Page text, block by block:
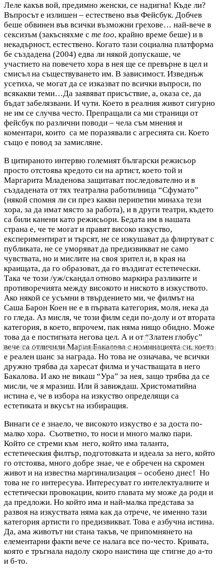

Елизабет Леонская…но и Роберт Фаркаш

Направил съм това, на което съм бил способен
Леле какъв вой, предимно женски, се надигна! Къде ли?
Въпросът е излишен – естествено във Фейсбук. Добчев
беше обвинен във всички възможни грехове… най-вече в
сексизъм (закъсняхме с me too, крайно време беше) и в
некадърност, естествено. Когато тази социална платформа
бе създадена (2004) едва ли някой допускаше, че
участието на повечето хора в нея ще се превърне в цел и
смисъл на съществуването им. В зависимост. Изведнъж
усетиха, че могат да се изказват по всички въпроси, по
всякакви теми…Да заявяват присъствие, а, оказа се, да
бъдат забелязвани. И чути. Което в реалния живот сигурно
не им се случва често. Препращали са ми страници от
фейсбук по различни поводи – чела съм мнения и
коментари, които са ме поразявали с агресията си. Което
също е повод за замисляне.
В цитираното интервю големият български режисьор
просто отстоява кредото си на артист, което той и
Маргарита Младенова защитават последователно и в
създадената от тях театрална работилница “Сфумато”
(някой спомня ли си през какви перипетии минаха тези
хора, за да имат място за работа), и в други театри, където
са били канени като режисьори. Бедата им в нашата
страна е, че те могат и правят високо изкуство,
експериментират и търсят, не се изкушават да флиртуват с
публиката, не се уморяват да предизвикват не само
чувствата, но и мислите на своя зрител и, в края на
краищата, да го образоват, да го въздигат естетически.
Така че този /уж/скандал отново маркира разликите и
противоречията между високото и ниското в изкуството.
Ако някой се усъмни в твърдението ми, че филмът на
Саша Барон Коен не е в първата категория, моля, нека да
го гледа. Аз мисля, че този филм седи по-долу и от втората
категория, в което, впрочем, пак няма нищо обидно. Може
това да е постигната негова цел. А и от “Златен глобус”
вече са отличили Мария Бакалова с номинацията си, което
е реален шанс за награда. Но това не означава, че всички
дружно трябва да харесат филма и участващата в него
Бакалова. И ако не викаш “Ура” за нея, защо трябва да се
мисли, че я мразиш. Или й завиждаш. Христоматийна
истина е, че в избора на изкуство определящи са
естетиката и вкусът на избиращия.
Винаги се е знаело, че високото изкуство е за доста по-
малко хора. Съответно, то носи и много малко пари.
Който се стреми към него, който има таланта,
естетическия филтър, подготовката и идеала за него, който
го отстоява, много добре знае, че е обречен на скромен
живот и на известна маргинализация – особено днес! Но
това не го интересува. Интересуват го интелектуалните и
естетически провокации, които главата му може да роди и
да предложи. Но който има и най-малка представа за
развоя на изкуствата няма как да отрече, че именно тази
категория артисти го предизвикват. Това е азбучна истина.
Да, ама животът ни стана такъв, че припомнянето на
елементарни факти вече се налага все по-често. Кривата,
която е тръгнала надолу скоро наистина ще стигне до а-то
и б-то.